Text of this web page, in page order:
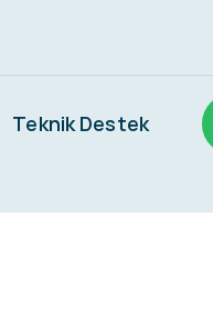
Teknik Destek